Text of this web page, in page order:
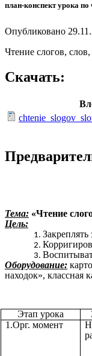
план-конспект урока
Опубликовано
Чтение слогов,
Скачать:
Тема: «Чтение
Цель:
Оборудование:
находок», классная
Этап урока
1.Орг. момент